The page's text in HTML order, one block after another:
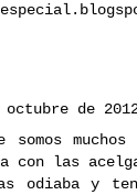
octubre de
somos
con las
odiaba y